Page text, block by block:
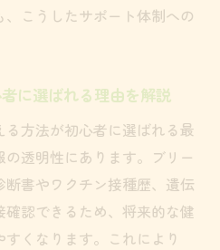
こうしたサポート体制への
に選ばれる理由を解説
る方法が初心者に選ばれる最
透明性にあります。ブリー
書やワクチン接種歴、遺伝
認できるため、将来的な健
くなります。これにより